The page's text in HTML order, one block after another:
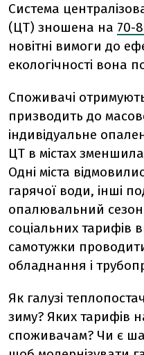
Система
(ЦТ) зношена на 70-
новітні вимоги до
екологічності вона
Споживачі
призводить до
індивідуальне
ЦТ в містах
Одні міста
гарячої води, інші
опалювальний
соціальних тарифів
самотужки
обладнання і
Як галузі
зиму? Яких тарифів
споживачам? Чи є